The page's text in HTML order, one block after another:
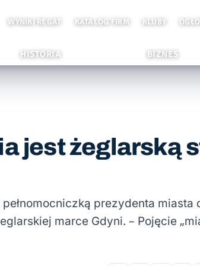
WYNIKI REGAT KATALOG FIRM KLUBY
HISTORIA BIZNES
jest żeglarską
prezydenta miasta
marce Gdyni. – Pojęcie